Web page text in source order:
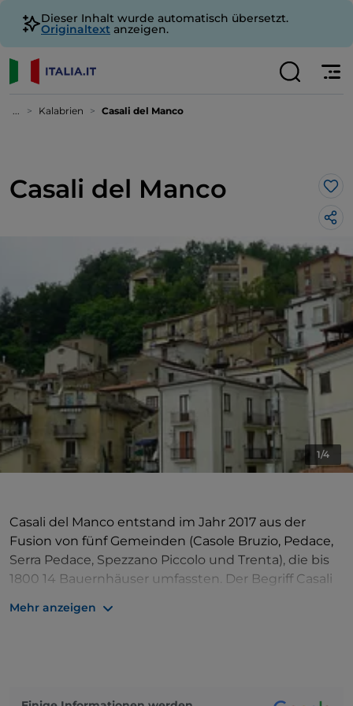
Dieser Inhalt wurde automatisch übersetzt.
Originaltext anzeigen.
... Kalabrien Casali del Manco
Casali del Manco
1/4
Casali del Manco entstand im Jahr 2017 aus der
Fusion von fünf Gemeinden (Casole Bruzio, Pedace,
Serra Pedace, Spezzano Piccolo und Trenta), die bis
1800 14 Bauernhäuser umfassten. Der Begriff Casali
und bezeichnet einzelne Gemeinschaften mit
Mehr anzeigen